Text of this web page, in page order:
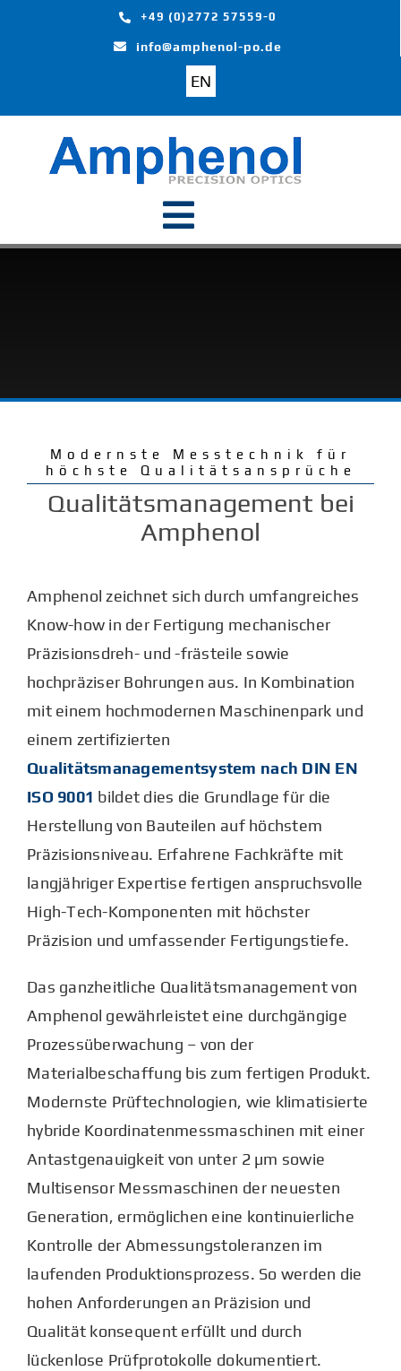
+49 (0)2772 57559-0
info@amphenol-po.de
EN
Toggle
Leistungen
Unternehmen
Kontakt
Modernste Messtechnik für
höchste Qualitätsansprüche
Qualitätsmanagement bei
Amphenol
Amphenol zeichnet sich durch umfangreiches
Know-how in der Fertigung mechanischer
Präzisionsdreh- und -frästeile sowie
hochpräziser Bohrungen aus. In Kombination
mit einem hochmodernen Maschinenpark und
einem zertifizierten
Qualitätsmanagementsystem nach DIN EN
ISO 9001 bildet dies die Grundlage für die
Herstellung von Bauteilen auf höchstem
Präzisionsniveau. Erfahrene Fachkräfte mit
langjähriger Expertise fertigen anspruchsvolle
High-Tech-Komponenten mit höchster
Präzision und umfassender Fertigungstiefe.
Das ganzheitliche Qualitätsmanagement von
Amphenol gewährleistet eine durchgängige
Prozessüberwachung – von der
Materialbeschaffung bis zum fertigen Produkt.
Modernste Prüftechnologien, wie klimatisierte
hybride Koordinatenmessmaschinen mit einer
Antastgenauigkeit von unter 2 µm sowie
Multisensor Messmaschinen der neuesten
Generation, ermöglichen eine kontinuierliche
Kontrolle der Abmessungstoleranzen im
laufenden Produktionsprozess. So werden die
hohen Anforderungen an Präzision und
Qualität konsequent erfüllt und durch
lückenlose Prüfprotokolle dokumentiert.